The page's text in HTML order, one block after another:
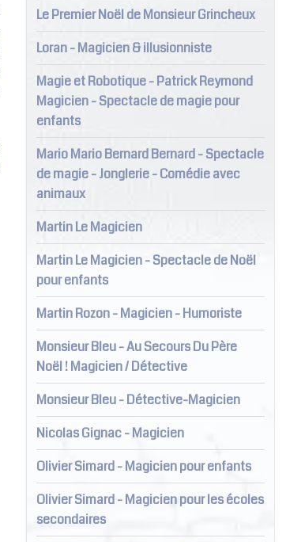
Le Premier Noël de Monsieur Grincheux
Loran - Magicien & illusionniste
Magie et Robotique - Patrick Reymond
Magicien - Spectacle de magie pour
enfants
Mario Mario Bernard Bernard - Spectacle
de magie - Jonglerie - Comédie avec
animaux
Martin Le Magicien
Martin Le Magicien - Spectacle de Noël
pour enfants
Martin Rozon - Magicien - Humoriste
Monsieur Bleu - Au Secours Du Père
Noël ! Magicien / Détective
Monsieur Bleu - Détective-Magicien
Nicolas Gignac - Magicien
Olivier Simard - Magicien pour enfants
Olivier Simard - Magicien pour les écoles
secondaires